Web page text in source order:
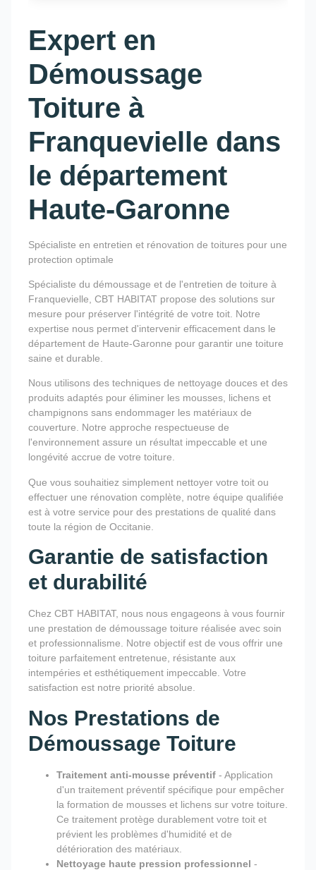
Expert en
Démoussage
Toiture à
Franquevielle dans
le département
Haute-Garonne
Spécialiste en entretien et rénovation de toitures pour une
protection optimale
Spécialiste du démoussage et de l'entretien de toiture à
Franquevielle, CBT HABITAT propose des solutions sur
mesure pour préserver l'intégrité de votre toit. Notre
expertise nous permet d'intervenir efficacement dans le
département de Haute-Garonne pour garantir une toiture
saine et durable.
Nous utilisons des techniques de nettoyage douces et des
produits adaptés pour éliminer les mousses, lichens et
champignons sans endommager les matériaux de
couverture. Notre approche respectueuse de
l'environnement assure un résultat impeccable et une
longévité accrue de votre toiture.
Que vous souhaitiez simplement nettoyer votre toit ou
effectuer une rénovation complète, notre équipe qualifiée
est à votre service pour des prestations de qualité dans
toute la région de Occitanie.
Garantie de satisfaction
et durabilité
Chez CBT HABITAT, nous nous engageons à vous fournir
une prestation de démoussage toiture réalisée avec soin
et professionnalisme. Notre objectif est de vous offrir une
toiture parfaitement entretenue, résistante aux
intempéries et esthétiquement impeccable. Votre
satisfaction est notre priorité absolue.
Nos Prestations de
Démoussage Toiture
Traitement anti-mousse préventif - Application
d'un traitement préventif spécifique pour empêcher
la formation de mousses et lichens sur votre toiture.
Ce traitement protège durablement votre toit et
prévient les problèmes d'humidité et de
détérioration des matériaux.
Nettoyage haute pression professionnel -